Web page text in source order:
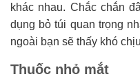
khác nhau. Chắc chắn
dụng bỏ túi quan trọng
ngoài bạn sẽ thấy khó
Thuốc nhỏ mắt